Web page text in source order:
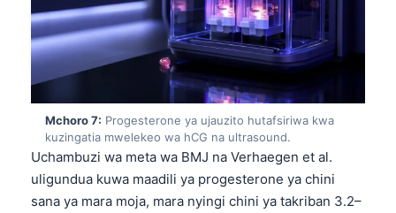
Mchoro 7: Progesterone ya ujauzito hutafsiriwa kwa
kuzingatia mwelekeo wa hCG na ultrasound.
Uchambuzi wa meta wa BMJ na Verhaegen et al.
uligundua kuwa maadili ya progesterone ya chini
sana ya mara moja, mara nyingi chini ya takriban 3.2–
Türkçe
Română
简体中文
فارسی
Български
Dansk
Nederlands